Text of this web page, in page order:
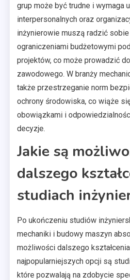
grup może być trudne i wymaga
interpersonalnych oraz
inżynierowie muszą radzić
ograniczeniami budżetowymi
projektów, co może prowadzić
zawodowego. W branży
także przestrzeganie norm
ochrony środowiska, co wiąże
obowiązkami i
decyzje.
Jakie są
dalszego
studiach
Po ukończeniu studiów
mechaniki i budowy maszyn
możliwości dalszego
najpopularniejszych opcji są
które pozwalają na zdobycie